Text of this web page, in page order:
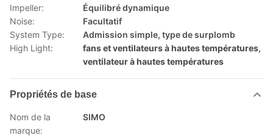
Impeller:
Équilibré dynamique
Noise:
Facultatif
System Type:
Admission simple, type de surplomb
High Light:
fans et ventilateurs à hautes températures,
ventilateur à hautes températures
Propriétés de base
Nom de la
marque:
SIMO